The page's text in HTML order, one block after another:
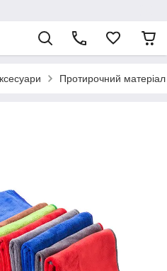
Протирочний матеріал